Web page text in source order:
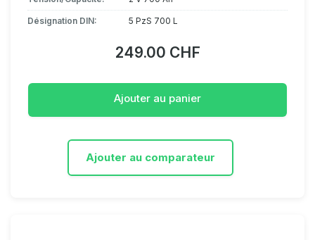
Désignation DIN: 5 PzS 700 L
249.00 CHF
Ajouter au panier
Ajouter au comparateur